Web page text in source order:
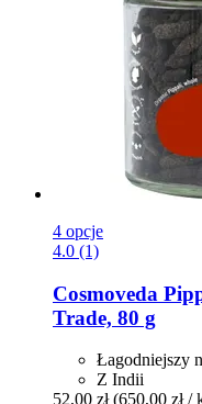
4 opcje
4.0 (1)
Cosmoveda
Trade, 80 g
Łagodniejszy
Z Indii
52,00 zł (650,00 zł /